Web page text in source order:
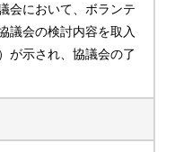
会において、ボランテ
議会の検討内容を取入
が示され、協議会の了